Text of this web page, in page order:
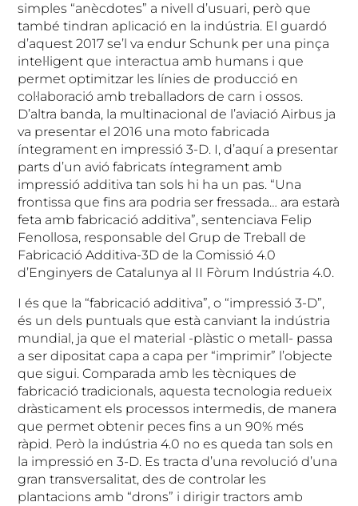
simples “anècdotes” a nivell d’usuari, però que
també tindran aplicació en la indústria. El guardó
d’aquest 2017 se’l va endur Schunk per una pinça
intel·ligent que interactua amb humans i que
permet optimitzar les línies de producció en
col·laboració amb treballadors de carn i ossos.
D’altra banda, la multinacional de l’aviació Airbus ja
va presentar el 2016 una moto fabricada
íntegrament en impressió 3-D. I, d’aquí a presentar
parts d’un avió fabricats íntegrament amb
impressió additiva tan sols hi ha un pas. “Una
frontissa que fins ara podria ser fressada… ara estarà
feta amb fabricació additiva”, sentenciava Felip
Fenollosa, responsable del Grup de Treball de
Fabricació Additiva-3D de la Comissió 4.0
d’Enginyers de Catalunya al II Fòrum Indústria 4.0.
I és que la “fabricació additiva”, o “impressió 3-D”,
és un dels puntuals que està canviant la indústria
mundial, ja que el material -plàstic o metall- passa
a ser dipositat capa a capa per “imprimir” l’objecte
que sigui. Comparada amb les tècniques de
fabricació tradicionals, aquesta tecnologia redueix
dràsticament els processos intermedis, de manera
que permet obtenir peces fins a un 90% més
ràpid. Però la indústria 4.0 no es queda tan sols en
la impressió en 3-D. Es tracta d’una revolució d’una
gran transversalitat, des de controlar les
plantacions amb “drons” i dirigir tractors amb